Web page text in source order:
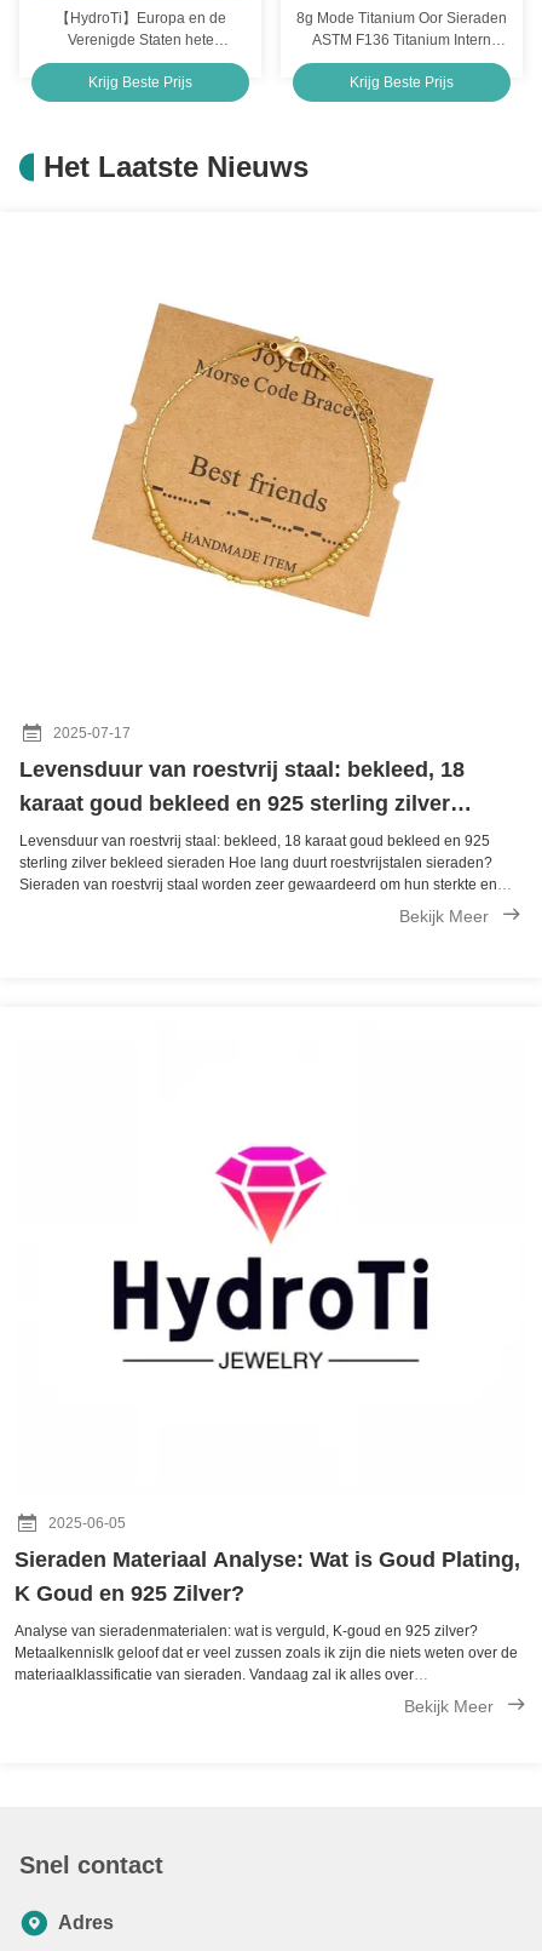
【HydroTi】Europa en de
Verenigde Staten hete
roestvrijstalen zirkonia
oorbellen senior gevoel van
niche parel oorbellen titanium
Krijg Beste Prijs
8g Mode Titanium Oor Sieraden
ASTM F136 Titanium Intern
Geschroefde Oogje
Krijg Beste Prijs
Het Laatste Nieuws
2025-07-17
Levensduur van roestvrij staal: bekleed, 18
karaat goud bekleed en 925 sterling zilver
bekleed sieraden
Levensduur van roestvrij staal: bekleed, 18 karaat goud bekleed en 925
sterling zilver bekleed sieraden Hoe lang duurt roestvrijstalen sieraden?
Sieraden van roestvrij staal worden zeer gewaardeerd om hun sterkte en
weerstand tegen roest, vlekken en corrosie. De levensduur vanBekijk Meer
2025-06-05
Sieraden Materiaal Analyse: Wat is Goud Plating,
K Goud en 925 Zilver?
Analyse van sieradenmaterialen: wat is verguld, K-goud en 925 zilver?
MetaalkennisIk geloof dat er veel zussen zoals ik zijn die niets weten over de
materiaalklassificatie van sieraden. Vandaag zal ik alles over
sieradenmaterialen voor je uitzoeken. Alles is overzichtelijk gerangschikt. Ben
Bekijk Meer
Snel contact
Adres